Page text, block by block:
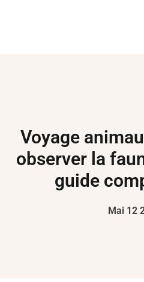
Voyage
observer la
guide
Mai 12